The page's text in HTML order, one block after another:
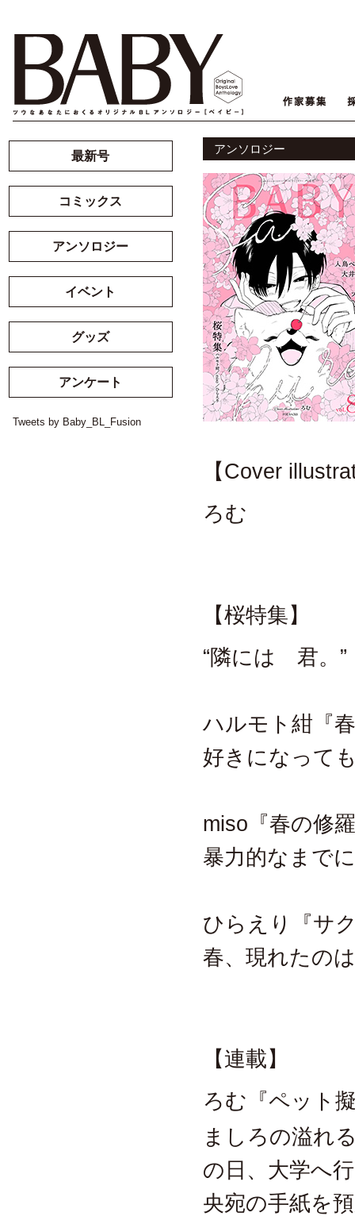
アンソロジー
【Cover
ろむ
【桜特集】
“隣には 君。”
ハルモト紺『
好きになって
miso『春の修
暴力的なまで
ひらえり『サ
春、現れたの
【連載】
ろむ『ペット
ましろの溢れ
の日、大学へ
央宛の手紙を
最新号
コミックス
アンソロジー
イベント
グッズ
アンケート
Tweets by Baby_BL_Fusion